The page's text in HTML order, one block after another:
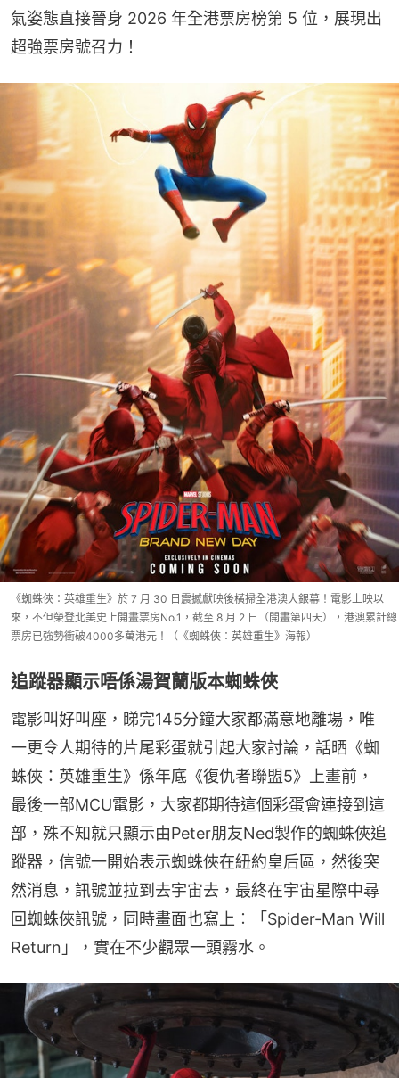
氣姿態直接晉身 2026 年全港票房榜第 5 位，展現出
超強票房號召力！
《蜘蛛俠：英雄重生》於 7 月 30 日震撼獻映後橫掃全港澳大銀幕！電影上映以
來，不但榮登北美史上開畫票房No.1，截至 8 月 2 日（開畫第四天），港澳累計總
票房已強勢衝破4000多萬港元！（《蜘蛛俠：英雄重生》海報）
追蹤器顯示唔係湯賀蘭版本蜘蛛俠
電影叫好叫座，睇完145分鐘大家都滿意地離場，唯
一更令人期待的片尾彩蛋就引起大家討論，話晒《蜘
蛛俠：英雄重生》係年底《復仇者聯盟5》上畫前，
最後一部MCU電影，大家都期待這個彩蛋會連接到這
部，殊不知就只顯示由Peter朋友Ned製作的蜘蛛俠追
蹤器，信號一開始表示蜘蛛俠在紐約皇后區，然後突
然消息，訊號並拉到去宇宙去，最終在宇宙星際中尋
回蜘蛛俠訊號，同時畫面也寫上︰「Spider-Man Will
Return」，實在不少觀眾一頭霧水。